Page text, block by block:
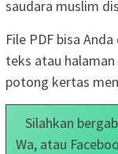
saudara muslim
File PDF bisa
teks atau
potong kertas
Silahkan
Wa, atau